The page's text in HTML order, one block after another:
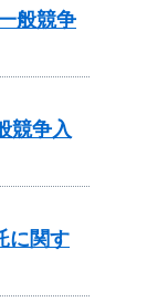
般競争
競争入
に関す